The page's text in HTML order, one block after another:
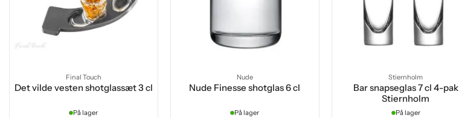
Final Touch
Det vilde vesten shotglassæt 3 cl
På lager
Nude
Nude Finesse shotglas 6 cl
På lager
Stiernholm
Bar snapseglas 7 cl 4-pak
Stiernholm
På lager